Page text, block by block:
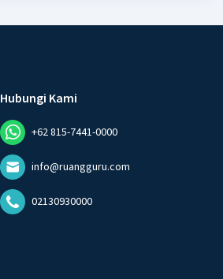
Hubungi Kami
+62 815-7441-0000
info@ruangguru.com
02130930000